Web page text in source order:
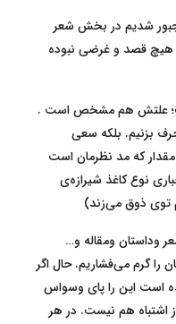
شدیم در بخش شعر
هیچ قصد و غرضی نبوده
علتش هم مشخص است .
بزنیم. بلکه سعی
که مد نظرمان است
نوع کاغذ شیرازه‌ی
توی ذوق می‌زند)
وداستان ومقاله و…
گرم می‌فشاریم. حال اگر
است این را پای وسواس
اشتباه هم نیست. در هر